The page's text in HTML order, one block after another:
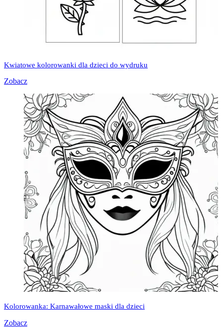
Kwiatowe kolorowanki dla dzieci do wydruku
Zobacz
Kolorowanka: Karnawałowe maski dla dzieci
Zobacz